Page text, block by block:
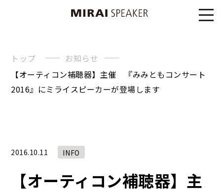
トップ
お知らせ
【オーティコン補聴器】主催 『みみともコンサート
2016』にミライスピーカーが登場します
2016.10.11 INFO
【オーティコン補聴器】主